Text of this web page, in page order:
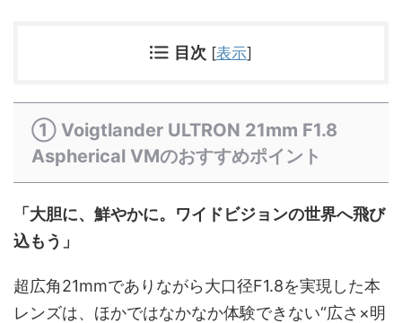
目次 [表示]
① Voigtlander ULTRON 21mm F1.8
Aspherical VMのおすすめポイント
「大胆に、鮮やかに。ワイドビジョンの世界へ飛び
込もう」
超広角21mmでありながら大口径F1.8を実現した本
レンズは、ほかではなかなか体験できない“広さ×明